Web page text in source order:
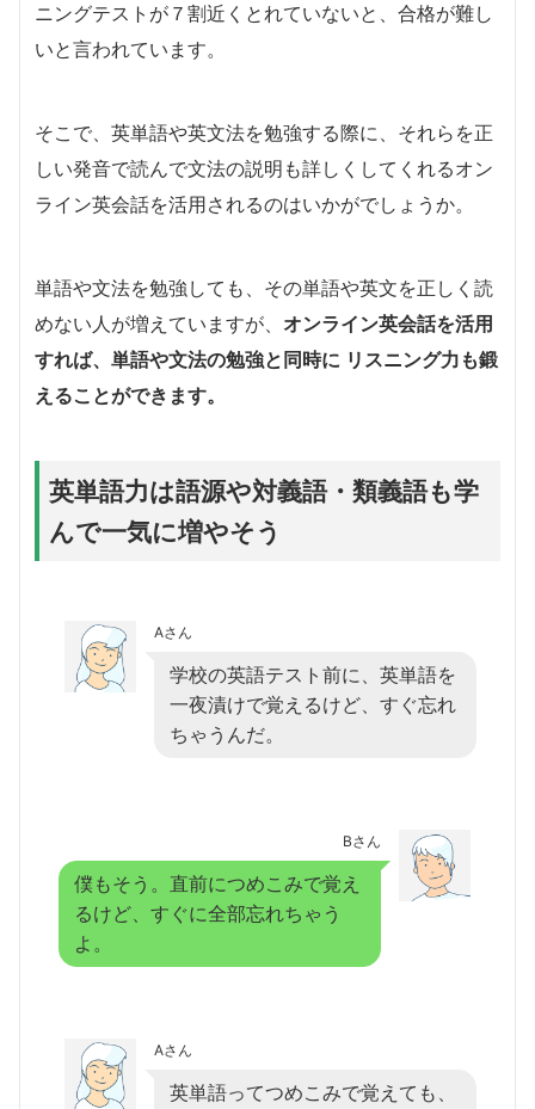
ニングテストが７割近くとれていないと、合格が難し
いと言われています。
そこで、英単語や英文法を勉強する際に、それらを正
しい発音で読んで文法の説明も詳しくしてくれるオン
ライン英会話を活用されるのはいかがでしょうか。
単語や文法を勉強しても、その単語や英文を正しく読
めない人が増えていますが、 オンライン英会話を活用
すれば、単語や文法の勉強と同時に リスニング力も鍛
えることができます。
英単語力は語源や対義語・類義語も学
んで一気に増やそう
Aさん
学校の英語テスト前に、英単語を
一夜漬けで覚えるけど、すぐ忘れ
ちゃうんだ。
Bさん
僕もそう。直前につめこみで覚え
るけど、すぐに全部忘れちゃう
よ。
Aさん
英単語ってつめこみで覚えても、